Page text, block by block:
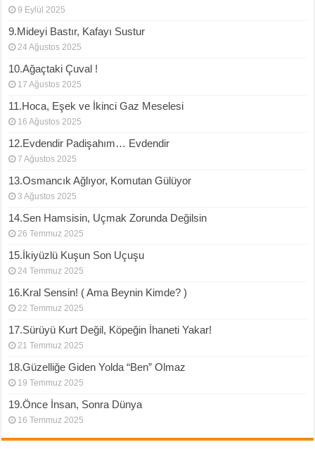
9 Eylül 2025
9.Mideyi Bastır, Kafayı Sustur
24 Ağustos 2025
10.Ağaçtaki Çuval !
17 Ağustos 2025
11.Hoca, Eşek ve İkinci Gaz Meselesi
16 Ağustos 2025
12.Evdendir Padişahım… Evdendir
7 Ağustos 2025
13.Osmancık Ağlıyor, Komutan Gülüyor
3 Ağustos 2025
14.Sen Hamsisin, Uçmak Zorunda Değilsin
26 Temmuz 2025
15.İkiyüzlü Kuşun Son Uçuşu
24 Temmuz 2025
16.Kral Sensin! ( Ama Beynin Kimde? )
22 Temmuz 2025
17.Sürüyü Kurt Değil, Köpeğin İhaneti Yakar!
21 Temmuz 2025
18.Güzelliğe Giden Yolda “Ben” Olmaz
19 Temmuz 2025
19.Önce İnsan, Sonra Dünya
16 Temmuz 2025